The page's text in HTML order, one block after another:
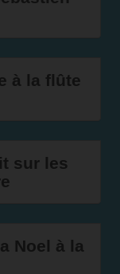
à la flûte
sur les
Noel à la